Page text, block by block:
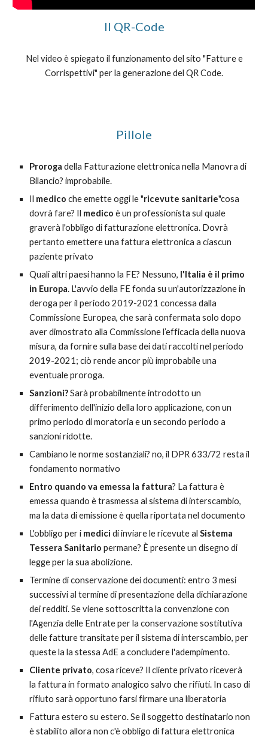
Il QR-Code
Nel video è spiegato il funzionamento del sito "Fatture e
Corrispettivi" per la generazione del QR Code.
Pillole
Proroga della Fatturazione elettronica nella Manovra di
Bilancio? improbabile.
Il medico che emette oggi le "ricevute sanitarie"cosa
dovrà fare? Il medicoè un professionista sul quale
graverà l'obbligo di fatturazione elettronica. Dovrà
pertanto emettere una fattura elettronica a ciascun
paziente privato
Quali altri paesi hanno la FE? Nessuno, l'Italia è il primo
in Europa. L'avvio della FE fonda su un'autorizzazione in
deroga per il periodo 2019-2021 concessa dalla
Commissione Europea, che sarà confermata solo dopo
aver dimostrato alla Commissione l’efficacia della nuova
misura, da fornire sulla base dei dati raccolti nel periodo
2019-2021; ciò rende ancor più improbabile una
eventuale proroga.
Sanzioni?Sarà probabilmente introdotto un
differimento dell'inizio della loro applicazione, con un
primo periodo di moratoria e un secondo periodo a
sanzioni ridotte.
Cambiano le norme sostanziali? no, il DPR 633/72 resta il
fondamento normativo
Entro quando va emessa la fattura? La fattura è
emessa quando è trasmessa al sistema di interscambio,
ma la data di emissione è quella riportata nel documento
L'obbligo per i medicidi inviare le ricevute alSistema
Tessera Sanitario permane? È presente un disegno di
legge per la sua abolizione.
Termine di conservazione dei documenti: entro 3 mesi
successivi al termine di presentazione della dichiarazione
dei redditi. Se viene sottoscritta la convenzione con
l'Agenzia delle Entrate per la conservazione sostitutiva
delle fatture transitate per il sistema di interscambio, per
queste la la stessa AdE a concludere l'adempimento.
Cliente privato, cosa riceve? Il cliente privato riceverà
la fattura in formato analogico salvo che rifiuti. In caso di
rifiuto sarà opportuno farsi firmare una liberatoria
Fattura estero su estero. Se il soggetto destinatario non
è stabilito allora non c'è obbligo di fattura elettronica